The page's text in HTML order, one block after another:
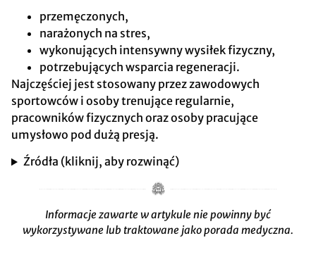
przemęczonych,
narażonych na stres,
wykonujących intensywny wysiłek fizyczny,
potrzebujących wsparcia regeneracji.
Najczęściej jest stosowany przez zawodowych
sportowców i osoby trenujące regularnie,
pracowników fizycznych oraz osoby pracujące
umysłowo pod dużą presją.
Źródła (kliknij, aby rozwinąć)
Informacje zawarte w artykule nie powinny być
wykorzystywane lub traktowane jako porada medyczna.